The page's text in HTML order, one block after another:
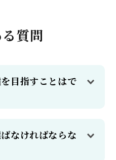
質問
目指すことはで
なければならな